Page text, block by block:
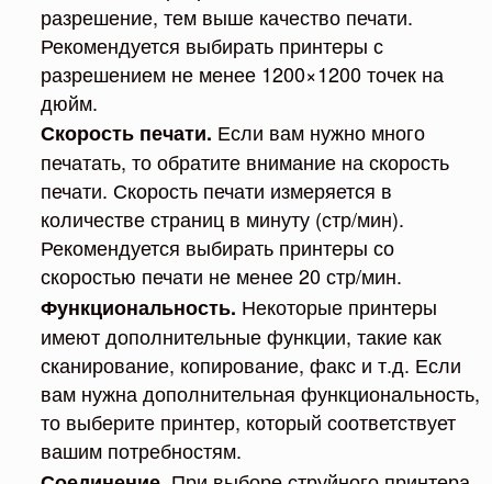
разрешение, тем выше качество печати.
Рекомендуется выбирать принтеры с
разрешением не менее 1200×1200 точек на
дюйм.
Скорость печати. Если вам нужно много
печатать, то обратите внимание на скорость
печати. Скорость печати измеряется в
количестве страниц в минуту (стр/мин).
Рекомендуется выбирать принтеры со
скоростью печати не менее 20 стр/мин.
Функциональность. Некоторые принтеры
имеют дополнительные функции, такие как
сканирование, копирование, факс и т.д. Если
вам нужна дополнительная функциональность,
то выберите принтер, который соответствует
вашим потребностям.